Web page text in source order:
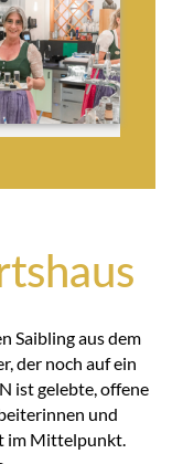
Saibling aus dem
der noch auf ein
ist gelebte, offene
und
im Mittelpunkt.